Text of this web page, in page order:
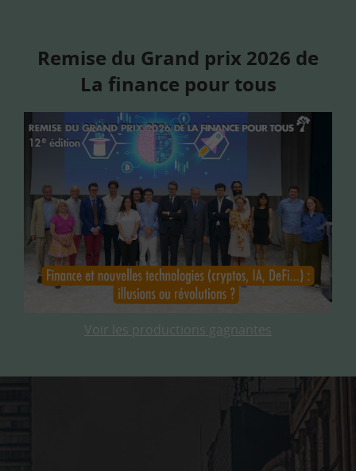
Remise du Grand prix 2026 de
La finance pour tous
Voir les productions gagnantes